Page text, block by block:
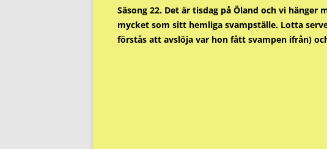
Säsong 22. Det är tisdag på Öland och vi
mycket som sitt hemliga svampställe. Lotta
förstås att avslöja var hon fått svampen ifrån)